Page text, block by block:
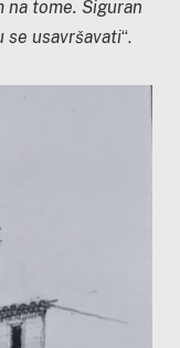
na tome. Siguran
se usavršavati“.